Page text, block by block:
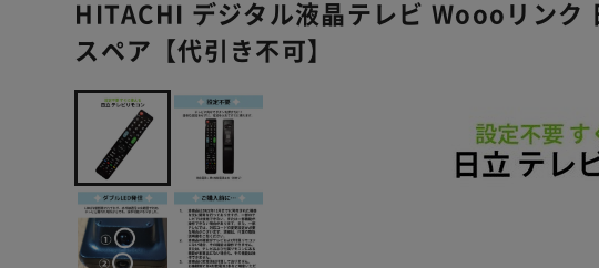
HITACHI デジタル液晶テレビ Woooリンク
スペア【代引き不可】